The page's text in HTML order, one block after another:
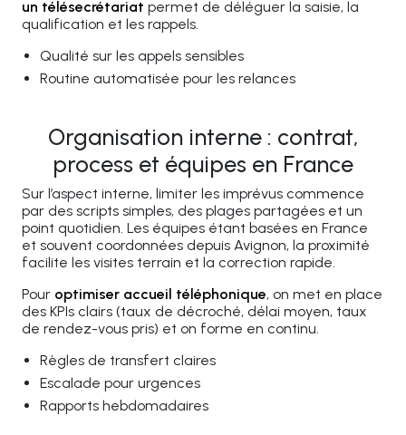
un télésecrétariat permet de déléguer la saisie, la
qualification et les rappels.
Qualité sur les appels sensibles
Routine automatisée pour les relances
Organisation interne : contrat,
process et équipes en France
Sur l’aspect interne, limiter les imprévus commence
par des scripts simples, des plages partagées et un
point quotidien. Les équipes étant basées en France
et souvent coordonnées depuis Avignon, la proximité
facilite les visites terrain et la correction rapide.
Pour optimiser accueil téléphonique, on met en place
des KPIs clairs (taux de décroché, délai moyen, taux
de rendez-vous pris) et on forme en continu.
Règles de transfert claires
Escalade pour urgences
Rapports hebdomadaires